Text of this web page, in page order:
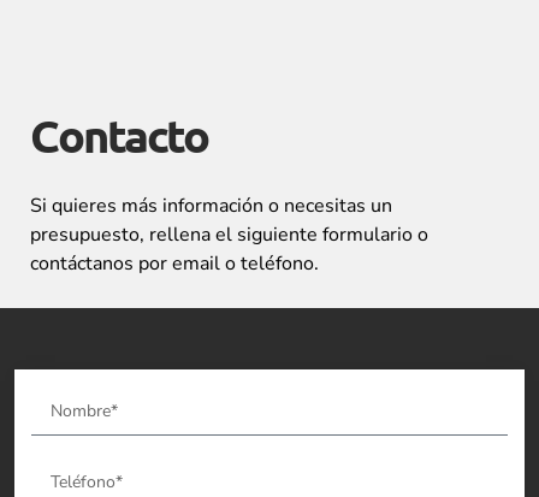
Contacto
Si quieres más información o necesitas un
presupuesto, rellena el siguiente formulario o
contáctanos por email o teléfono.